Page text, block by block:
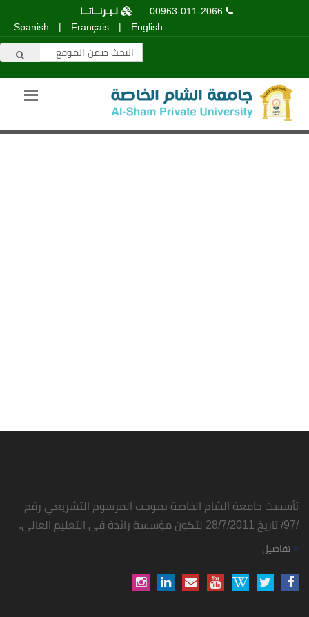
00963-011-2066
لـيـرنــاتــا
English
|
Français
|
Spanish
تأسست جامعة الشام الخاصة بموجب المرسوم التشريعي رقم
/97/ تاريخ 28/7/2011 لتكون مؤسسة رائدة في التعليم العالي.
تفاصيل